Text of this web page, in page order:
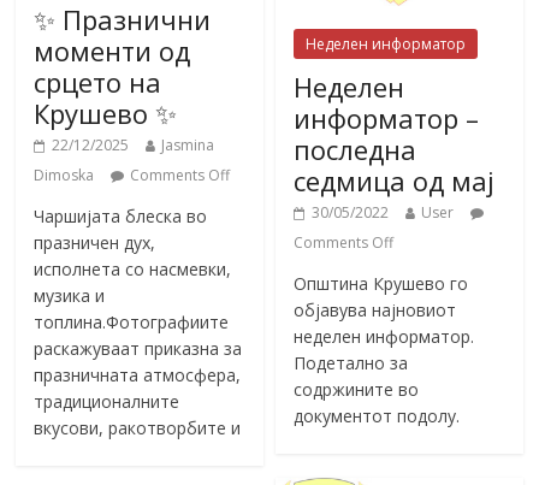
✨ Празнични
моменти од
срцето на
Крушево ✨
22/12/2025
Jasmina
Dimoska
Comments Off
Чаршијата блеска во
празничен дух,
исполнета со насмевки,
музика и
топлина.Фотографиите
раскажуваат приказна за
празничната атмосфера,
традиционалните
вкусови, ракотворбите и
Неделен информатор
Неделен
информатор –
последна
седмица од мај
30/05/2022
User
Comments Off
Општина Крушево го
објавува најновиот
неделен информатор.
Подетално за
содржините во
документот подолу.